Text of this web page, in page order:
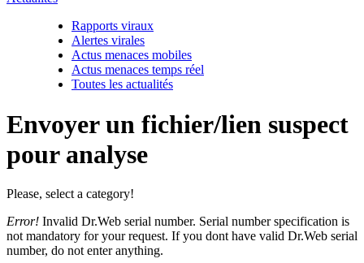
Rapports viraux
Alertes virales
Actus menaces mobiles
Actus menaces temps réel
Toutes les actualités
Envoyer un fichier/lien suspect
pour analyse
Please, select a category!
Error! Invalid Dr.Web serial number. Serial number specification is
not mandatory for your request. If you dont have valid Dr.Web serial
number, do not enter anything.